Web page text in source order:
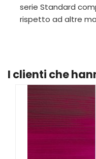
serie Standard
rispetto ad altre
I clienti che